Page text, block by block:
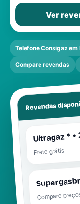
Ver
Telefone Consigaz em
Compare revendas
Revendas
Ultragaz * •
Frete grátis
Compare